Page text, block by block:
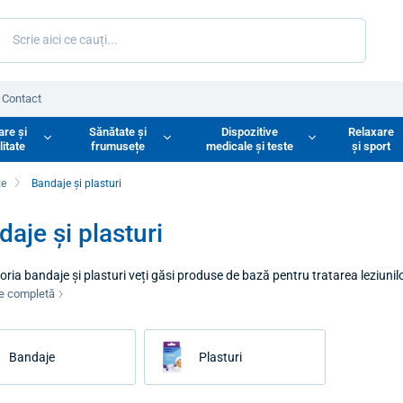
Contact
și
Sănătate și
frumusețe
Dispozitive
medicale și teste
Relaxare
și sport
Bandaje și plasturi
și plasturi
bandaje și plasturi veți găsi produse de bază pentru tratarea
articulațiilor și mușchilor. Alegerea corectă a tehnicii de pansare este
piele.
completă
Bandaje Plasturi